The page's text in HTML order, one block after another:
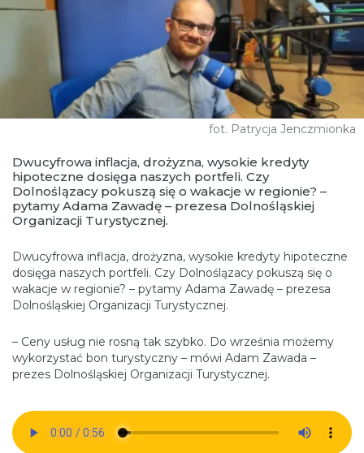
fot. Patrycja Jenczmionka
Dwucyfrowa inflacja, drożyzna, wysokie kredyty
hipoteczne dosięga naszych portfeli. Czy
Dolnoślązacy pokuszą się o wakacje w regionie? –
pytamy Adama Zawadę – prezesa Dolnośląskiej
Organizacji Turystycznej.
Dwucyfrowa inflacja, drożyzna, wysokie kredyty hipoteczne
dosięga naszych portfeli. Czy Dolnoślązacy pokuszą się o
wakacje w regionie? – pytamy Adama Zawadę – prezesa
Dolnośląskiej Organizacji Turystycznej.
– Ceny usług nie rosną tak szybko. Do września możemy
wykorzystać bon turystyczny – mówi Adam Zawada –
prezes Dolnośląskiej Organizacji Turystycznej.